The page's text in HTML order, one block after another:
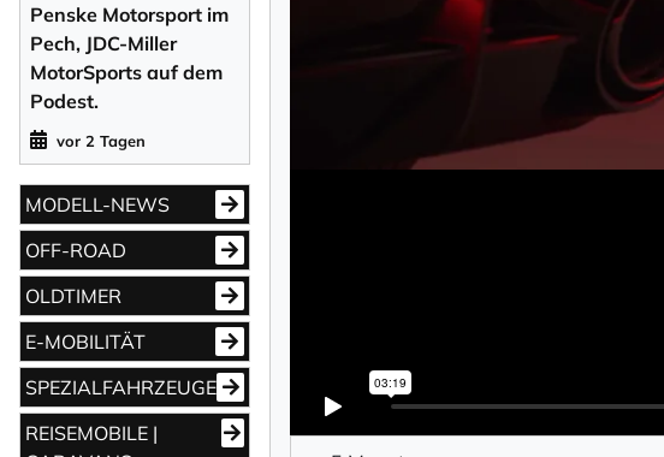
Penske Motorsport im
Pech, JDC-Miller
MotorSports auf dem
Podest.
vor 2 Tagen
MODELL-NEWS
OFF-ROAD
OLDTIMER
E-MOBILITÄT
SPEZIALFAHRZEUGE
REISEMOBILE |